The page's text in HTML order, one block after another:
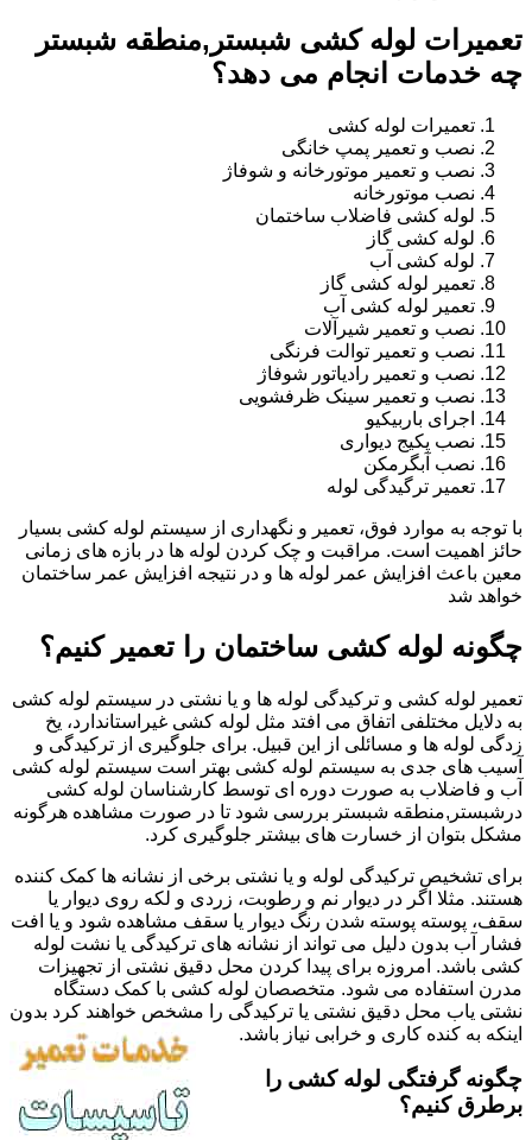
تعمیرات لوله کشی شبستر,منطقه شبستر
چه خدمات انجام می دهد؟
تعمیرات لوله کشی
نصب و تعمیر پمپ خانگی
نصب و تعمیر موتورخانه و شوفاژ
نصب موتورخانه
لوله کشی فاضلاب ساختمان
لوله کشی گاز
لوله کشی آب
تعمیر لوله کشی گاز
تعمیر لوله کشی آب
نصب و تعمیر شیرآلات
نصب و تعمیر توالت فرنگی
نصب و تعمیر رادیاتور شوفاژ
نصب و تعمیر سینک ظرفشویی
اجرای باربیکیو
نصب پکیج دیواری
نصب آبگرمکن
تعمیر ترگیدگی لوله
با توجه به موارد فوق، تعمیر و نگهداری از سیستم لوله کشی بسیار
حائز اهمیت است. مراقبت و چک کردن لوله ها در بازه های زمانی
معین باعث افزایش عمر لوله ها و در نتیجه افزایش عمر ساختمان
خواهد شد
چگونه لوله کشی ساختمان را تعمیر کنیم؟
تعمیر لوله کشی و ترکیدگی لوله ها و یا نشتی در سیستم لوله کشی
به دلایل مختلفی اتفاق می افتد مثل لوله کشی غیراستاندارد، یخ
زدگی لوله ها و مسائلی از این قبیل. برای جلوگیری از ترکیدگی و
آسیب های جدی به سیستم لوله کشی بهتر است سیستم لوله کشی
آب و فاضلاب به صورت دوره ای توسط کارشناسان لوله کشی
درشبستر,منطقه شبستر بررسی شود تا در صورت مشاهده هرگونه
مشکل بتوان از خسارت های بیشتر جلوگیری کرد.
برای تشخیص ترکیدگی لوله و یا نشتی برخی از نشانه ها کمک کننده
هستند. مثلا اگر در دیوار نم و رطوبت، زردی و لکه روی دیوار یا
سقف، پوسته پوسته شدن رنگ دیوار یا سقف مشاهده شود و یا افت
فشار آب بدون دلیل می تواند از نشانه های ترکیدگی یا نشت لوله
کشی باشد. امروزه برای پیدا کردن محل دقیق نشتی از تجهیزات
مدرن استفاده می شود. متخصصان لوله کشی با کمک دستگاه
نشتی یاب محل دقیق نشتی یا ترکیدگی را مشخص خواهند کرد بدون
اینکه به کنده کاری و خرابی نیاز باشد.
چگونه گرفتگی لوله کشی را
برطرق کنیم؟